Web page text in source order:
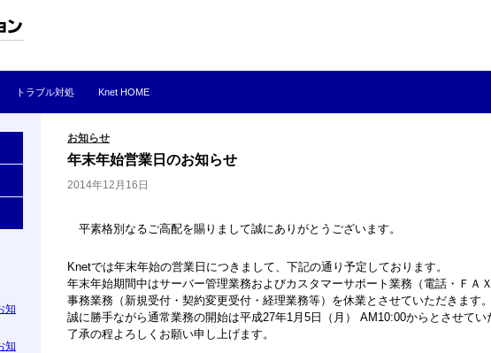
トラブル対処 Knet HOME
お知らせ
年末年始営業日のお知らせ
2014年12月16日
平素格別なるご高配を賜りまして誠にありがとうございます。
Knetでは年末年始の営業日につきまして、下記の通り予定しております。
年末年始期間中はサーバー管理業務およびカスタマーサポート業務（電話・ＦＡ
事務業務（新規受付・契約変更受付・経理業務等）を休業とさせていただきます。
誠に勝手ながら通常業務の開始は平成27年1月5日（月） AM10:00からとさせて
了承の程よろしくお願い申し上げます。
知
知